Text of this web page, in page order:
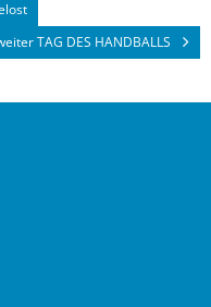
TAG DES HANDBALLS